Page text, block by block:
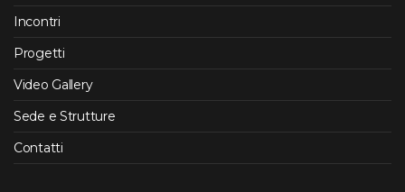
Incontri
Progetti
Video Gallery
Sede e Strutture
Contatti